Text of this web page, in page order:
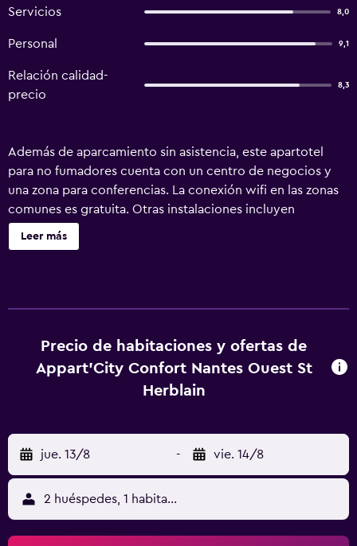
Servicios 8,0
Personal 9,1
Relación calidad-
precio
8,3
Además de aparcamiento sin asistencia, este apartotel
para no fumadores cuenta con un centro de negocios y
una zona para conferencias. La conexión wifi en las zonas
comunes es gratuita. Otras instalaciones incluyen
lavandería, servicio de recepción 24 horas y televisión en
una zona común. Cada apartamento dispone de televisión
Appart'City Confort Nantes Ouest St Herblain ofrece 101
alojamientos con cafetera y tetera y secador de pelo. En
este apartotel de 3 estrellas, los alojamientos incluyen
ofrece acceso a Internet wifi gratis con una velocidad de
100 Mbps o más (para 1 o 2 personas, o hasta 6
dispositivos). Se ofrece una televisión LED con canales por
satélite de suscripción. Es posible solicitar tabla de
planchar con plancha, cambio de toallas y cambio de
sábanas. Se ofrece servicio de limpieza todos los días. Se
Leer más
Precio de habitaciones y ofertas de
Appart'City Confort Nantes Ouest St
Herblain
jue. 13/8 - vie. 14/8
2 huéspedes, 1 habitación